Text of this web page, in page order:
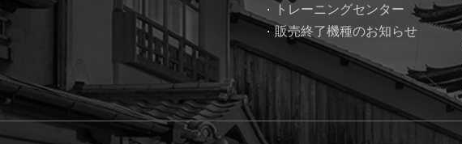
トレーニングセンター
販売終了機種のお知らせ